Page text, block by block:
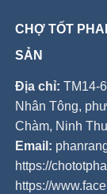
CHỢ TỐT
SẢN
Địa chỉ: TM14-
Nhân Tông,
Chàm, Ninh
Email:
https://
https://